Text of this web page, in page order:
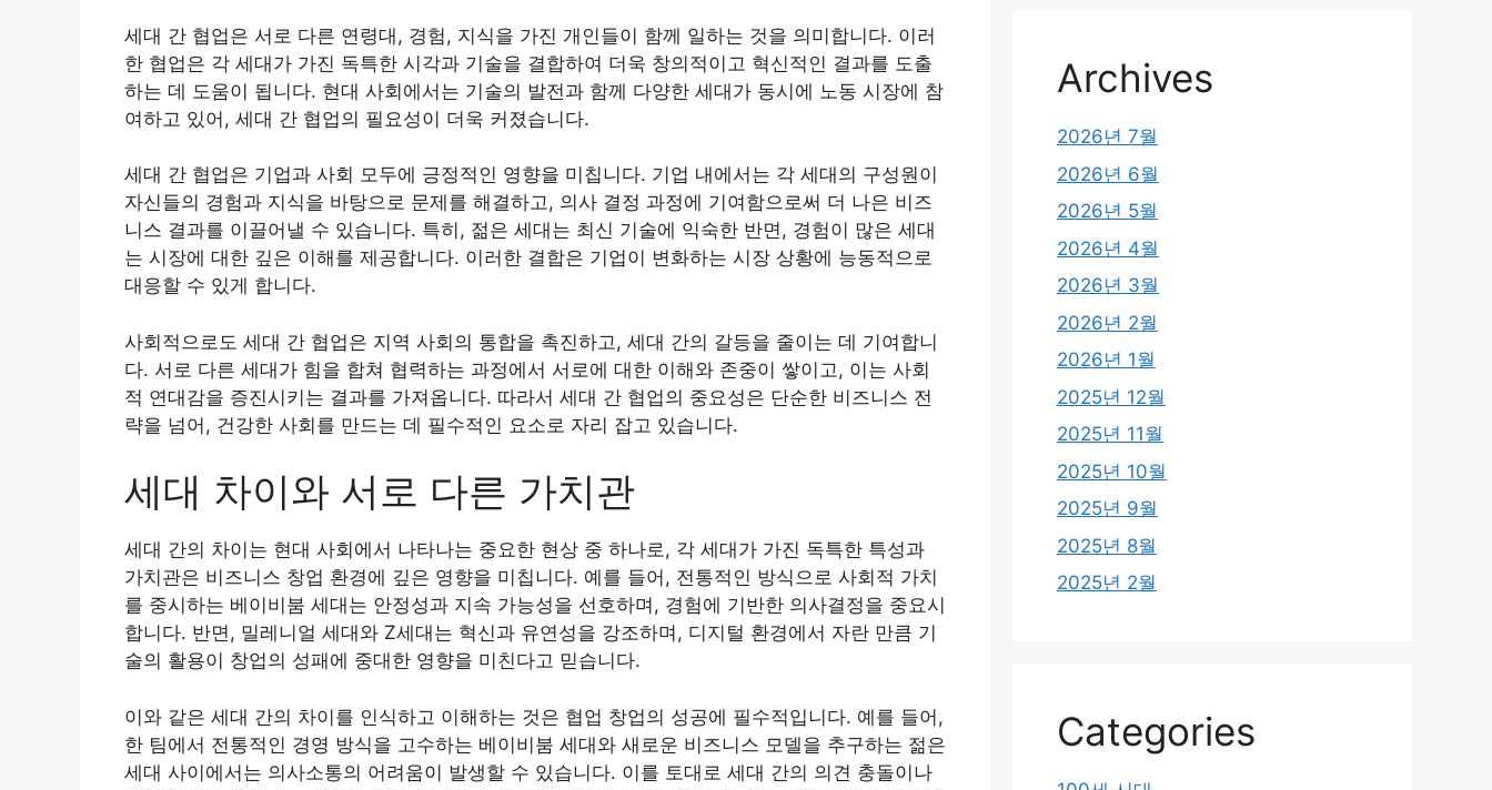
세대 간 협업은 서로 다른 연령대, 경험, 지식을 가진 개인들이 함께 일하는 것을 의미합니다. 이러
한 협업은 각 세대가 가진 독특한 시각과 기술을 결합하여 더욱 창의적이고 혁신적인 결과를 도출
하는 데 도움이 됩니다. 현대 사회에서는 기술의 발전과 함께 다양한 세대가 동시에 노동 시장에 참
여하고 있어, 세대 간 협업의 필요성이 더욱 커졌습니다.
세대 간 협업은 기업과 사회 모두에 긍정적인 영향을 미칩니다. 기업 내에서는 각 세대의 구성원이
자신들의 경험과 지식을 바탕으로 문제를 해결하고, 의사 결정 과정에 기여함으로써 더 나은 비즈
니스 결과를 이끌어낼 수 있습니다. 특히, 젊은 세대는 최신 기술에 익숙한 반면, 경험이 많은 세대
는 시장에 대한 깊은 이해를 제공합니다. 이러한 결합은 기업이 변화하는 시장 상황에 능동적으로
대응할 수 있게 합니다.
사회적으로도 세대 간 협업은 지역 사회의 통합을 촉진하고, 세대 간의 갈등을 줄이는 데 기여합니
다. 서로 다른 세대가 힘을 합쳐 협력하는 과정에서 서로에 대한 이해와 존중이 쌓이고, 이는 사회
적 연대감을 증진시키는 결과를 가져옵니다. 따라서 세대 간 협업의 중요성은 단순한 비즈니스 전
략을 넘어, 건강한 사회를 만드는 데 필수적인 요소로 자리 잡고 있습니다.
세대 차이와 서로 다른 가치관
세대 간의 차이는 현대 사회에서 나타나는 중요한 현상 중 하나로, 각 세대가 가진 독특한 특성과
가치관은 비즈니스 창업 환경에 깊은 영향을 미칩니다. 예를 들어, 전통적인 방식으로 사회적 가치
를 중시하는 베이비붐 세대는 안정성과 지속 가능성을 선호하며, 경험에 기반한 의사결정을 중요시
합니다. 반면, 밀레니얼 세대와 Z세대는 혁신과 유연성을 강조하며, 디지털 환경에서 자란 만큼 기
술의 활용이 창업의 성패에 중대한 영향을 미친다고 믿습니다.
이와 같은 세대 간의 차이를 인식하고 이해하는 것은 협업 창업의 성공에 필수적입니다. 예를 들어,
한 팀에서 전통적인 경영 방식을 고수하는 베이비붐 세대와 새로운 비즈니스 모델을 추구하는 젊은
세대 사이에서는 의사소통의 어려움이 발생할 수 있습니다. 이를 토대로 세대 간의 의견 충돌이나
Archives
2026년 7월
2026년 6월
2026년 5월
2026년 4월
2026년 3월
2026년 2월
2026년 1월
2025년 12월
2025년 11월
2025년 10월
2025년 9월
2025년 8월
2025년 2월
Categories